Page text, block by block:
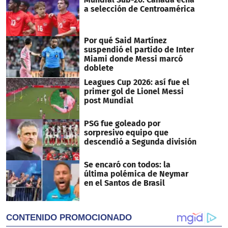
seconds
a selección de Centroamérica
Por qué Said Martínez
suspendió el partido de Inter
Miami donde Messi marcó
doblete
Leagues Cup 2026: así fue el
primer gol de Lionel Messi
post Mundial
PSG fue goleado por
sorpresivo equipo que
descendió a Segunda división
Se encaró con todos: la
última polémica de Neymar
en el Santos de Brasil